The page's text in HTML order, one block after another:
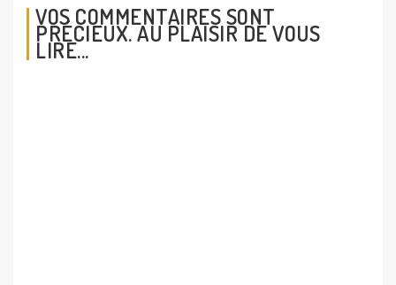
VOS COMMENTAIRES SONT
PRÉCIEUX. AU PLAISIR DE VOUS
LIRE...